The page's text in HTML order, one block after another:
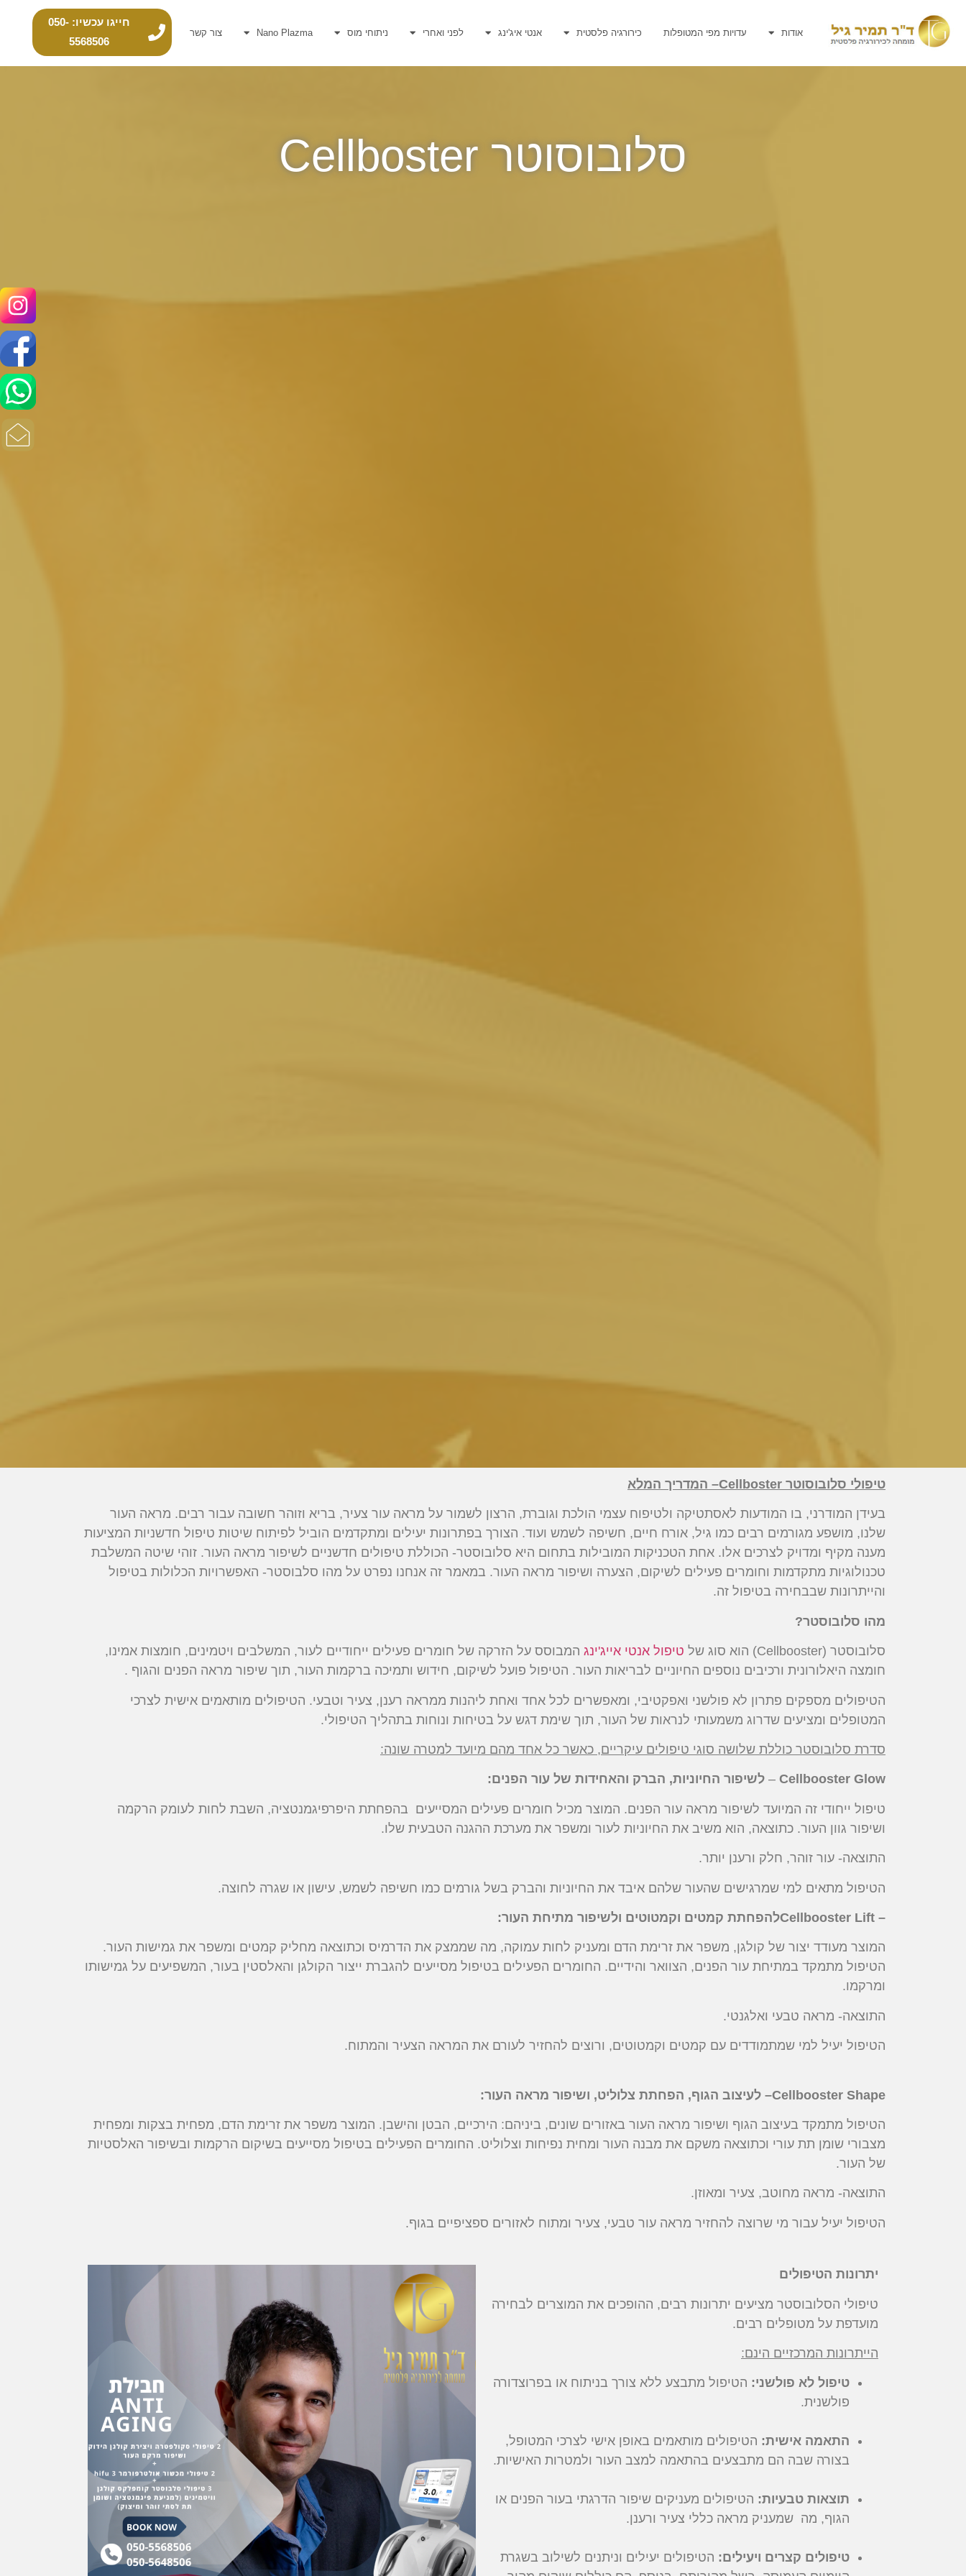
אודות עדויות מפי המטופלות כירורגיה פלסטית אנטי איג'ינג לפני ואחרי ניתוחי מוס Nano Plazma צור קשר
חייגו עכשיו: 050-
5568506
סלובוסוטר Cellboster
טיפולי סלובוסוטר Cellboster– המדריך המלא
בעידן המודרני, בו המודעות לאסתטיקה ולטיפוח עצמי הולכת וגוברת, הרצון לשמור על מראה עור צעיר, בריא וזוהר חשובה עבור רבים. מראה העור
שלנו, מושפע מגורמים רבים כמו גיל, אורח חיים, חשיפה לשמש ועוד. הצורך בפתרונות יעילים ומתקדמים הוביל לפיתוח שיטות טיפול חדשניות המציעות
מענה מקיף ומדויק לצרכים אלו. אחת הטכניקות המובילות בתחום היא סלובוסטר- הכוללת טיפולים חדשניים לשיפור מראה העור. זוהי שיטה המשלבת
טכנולוגיות מתקדמות וחומרים פעילים לשיקום, הצערה ושיפור מראה העור. במאמר זה אנחנו נפרט על מהו סלבוסטר- האפשרויות הכלולות בטיפול
והייתרונות שבבחירה בטיפול זה.
מהו סלובוסטר?
סלובוסטר (Cellbooster) הוא סוג של טיפול אנטי אייג'ינג המבוסס על הזרקה של חומרים פעילים ייחודיים לעור, המשלבים ויטמינים, חומצות אמינו,
חומצה היאלורונית ורכיבים נוספים החיוניים לבריאות העור. הטיפול פועל לשיקום, חידוש ותמיכה ברקמות העור, תוך שיפור מראה הפנים והגוף .
הטיפולים מספקים פתרון לא פולשני ואפקטיבי, ומאפשרים לכל אחד ואחת ליהנות ממראה רענן, צעיר וטבעי. הטיפולים מותאמים אישית לצרכי
המטופלים ומציעים שדרוג משמעותי לנראות של העור, תוך שימת דגש על בטיחות ונוחות בתהליך הטיפולי.
סדרת סלובוסטר כוללת שלושה סוגי טיפולים עיקריים, כאשר כל אחד מהם מיועד למטרה שונה:
Cellbooster Glow
– לשיפור החיוניות, הברק והאחידות של עור הפנים:
טיפול ייחודי זה המיועד לשיפור מראה עור הפנים. המוצר מכיל חומרים פעילים המסייעים בהפחתת היפרפיגמנטציה, השבת לחות לעומק הרקמה
ושיפור גוון העור. כתוצאה, הוא משיב את החיוניות לעור ומשפר את מערכת ההגנה הטבעית שלו.
התוצאה- עור זוהר, חלק ורענן יותר.
הטיפול מתאים למי שמרגישים שהעור שלהם איבד את החיוניות והברק בשל גורמים כמו חשיפה לשמש, עישון או שגרה לחוצה.
– Cellbooster Lift להפחתת קמטים וקמטוטים ולשיפור מתיחת העור:
המוצר מעודד יצור של קולגן, משפר את זרימת הדם ומעניק לחות עמוקה, מה שממצק את הדרמיס וכתוצאה מחליק קמטים ומשפר את גמישות העור.
הטיפול מתמקד במתיחת עור הפנים, הצוואר והידיים. החומרים הפעילים בטיפול מסייעים להגברת ייצור הקולגן והאלסטין בעור, המשפיעים על גמישותו
ומרקמו.
התוצאה- מראה טבעי ואלגנטי.
הטיפול יעיל למי שמתמודדים עם קמטים וקמטוטים, ורוצים להחזיר לעורם את המראה הצעיר והמתוח.
Cellbooster Shape– לעיצוב הגוף, הפחתת צלוליט, ושיפור מראה העור:
הטיפול מתמקד בעיצוב הגוף ושיפור מראה העור באזורים שונים, ביניהם: הירכיים, הבטן והישבן. המוצר משפר את זרימת הדם, מפחית בצקות ומפחית
מצבורי שומן תת עורי וכתוצאה משקם את מבנה העור ומחית נפיחות וצלוליט. החומרים הפעילים בטיפול מסייעים בשיקום הרקמות ובשיפור האלסטיות
של העור.
התוצאה- מראה מחוטב, צעיר ומאוזן.
הטיפול יעיל עבור מי שרוצה להחזיר מראה עור טבעי, צעיר ומתוח לאזורים ספציפיים בגוף.
יתרונות הטיפולים
טיפולי הסלובוסטר מציעים יתרונות רבים, ההופכים את המוצרים לבחירה
מועדפת על מטופלים רבים.
הייתרונות המרכזיים הינם:
טיפול לא פולשני: הטיפול מתבצע ללא צורך בניתוח או בפרוצדורה
פולשנית.
התאמה אישית: הטיפולים מותאמים באופן אישי לצרכי המטופל,
בצורה שבה הם מתבצעים בהתאמה למצב העור ולמטרות האישיות.
תוצאות טבעיות: הטיפולים מעניקים שיפור הדרגתי בעור הפנים או
הגוף, מה שמעניק מראה כללי צעיר ורענן.
טיפולים קצרים ויעילים: הטיפולים יעילים וניתנים לשילוב בשגרת